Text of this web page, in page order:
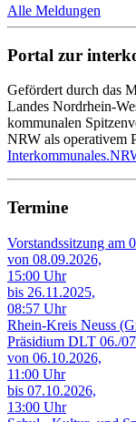
Alle Meldungen
Portal zur
Gefördert durch das
Landes Nordrhein-
kommunalen
NRW als operativem
Termine
Vorstandssitzung am
von 08.09.2026,
15:00 Uhr
bis 26.11.2025,
08:57 Uhr
Rhein-Kreis Neuss
Präsidium DLT 06./
von 06.10.2026,
11:00 Uhr
bis 07.10.2026,
13:00 Uhr